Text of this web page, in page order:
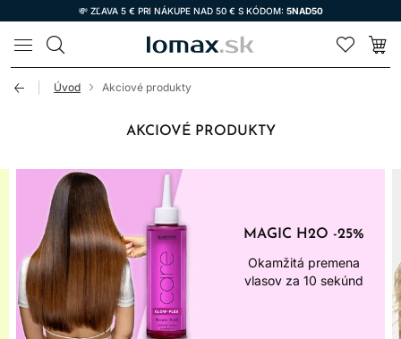
💸 ZĽAVA 5 € PRI NÁKUPE NAD 50 € S KÓDOM: 5NAD50
LOMAX
Úvod Akciové produkty
AKCIOVÉ PRODUKTY
MAGIC H2O -25%
Okamžitá premena
vlasov za 10 sekúnd